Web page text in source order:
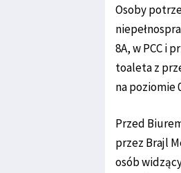
Osoby
8A, w PCC i
toaleta z
na poziomie
Przed
przez Brajl
osób